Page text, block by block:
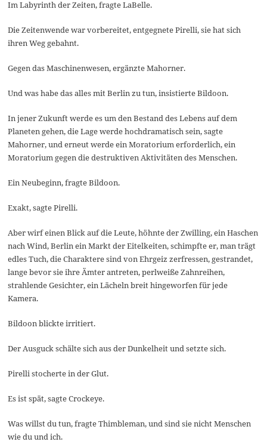
Im Labyrinth der Zeiten, fragte LaBelle.
Die Zeitenwende war vorbereitet, entgegnete Pirelli, sie hat sich
ihren Weg gebahnt.
Gegen das Maschinenwesen, ergänzte Mahorner.
Und was habe das alles mit Berlin zu tun, insistierte Bildoon.
In jener Zukunft werde es um den Bestand des Lebens auf dem
Planeten gehen, die Lage werde hochdramatisch sein, sagte
Mahorner, und erneut werde ein Moratorium erforderlich, ein
Moratorium gegen die destruktiven Aktivitäten des Menschen.
Ein Neubeginn, fragte Bildoon.
Exakt, sagte Pirelli.
Aber wirf einen Blick auf die Leute, höhnte der Zwilling, ein Haschen
nach Wind, Berlin ein Markt der Eitelkeiten, schimpfte er, man trägt
edles Tuch, die Charaktere sind von Ehrgeiz zerfressen, gestrandet,
lange bevor sie ihre Ämter antreten, perlweiße Zahnreihen,
strahlende Gesichter, ein Lächeln breit hingeworfen für jede
Kamera.
Bildoon blickte irritiert.
Der Ausguck schälte sich aus der Dunkelheit und setzte sich.
Pirelli stocherte in der Glut.
Es ist spät, sagte Crockeye.
Was willst du tun, fragte Thimbleman, und sind sie nicht Menschen
wie du und ich.